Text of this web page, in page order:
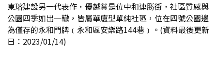
東瑢建設另一代表作，優越賞是位中和連勝街，社區質感與
公園四季如出一轍，皆屬華廈型單純社區，位在四號公園邊
為僅存的永和門牌﹝永和區安樂路144巷﹞。(資料最後更新
日：2023/01/14)